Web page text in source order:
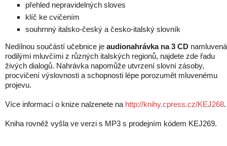
přehled nepravidelných sloves
klíč ke cvičením
souhrnný italsko-český a česko-italský slovník
Nedílnou součástí učebnice je audionahrávka na 3 CD namluvená
rodilými mluvčími z různých italských regionů, najdete zde řadu
živých dialogů. Nahrávka napomůže utvrzení slovní zásoby,
procvičení výslovnosti a schopnosti lépe porozumět mluvenému
projevu.
Více informací o knize nalzenete na http://knihy.cpress.cz/KEJ268.
Kniha rovněž vyšla ve verzi s MP3 s prodejním kódem KEJ269.